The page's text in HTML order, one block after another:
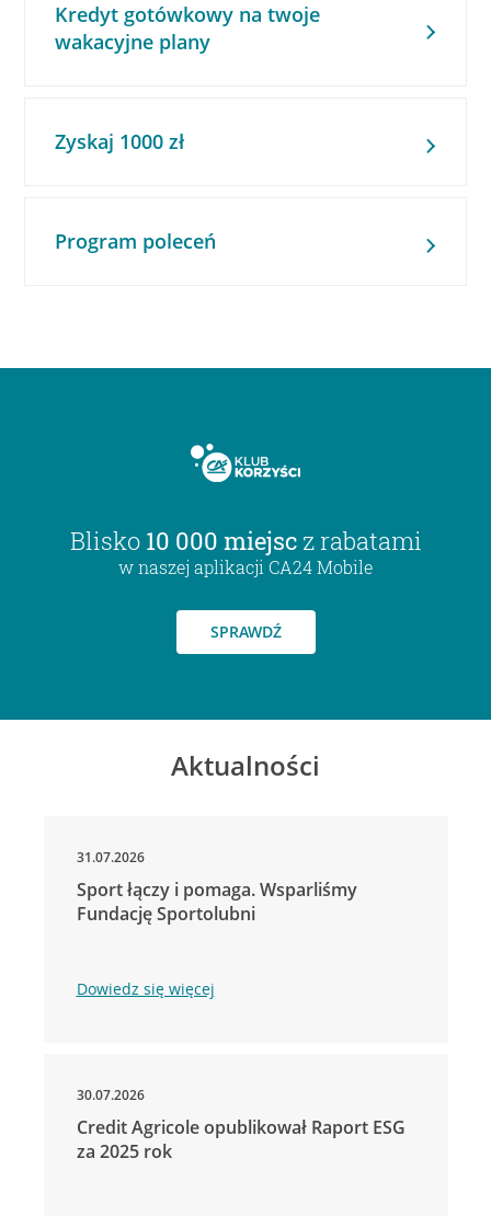
Kredyt gotówkowy na twoje
wakacyjne plany
Zyskaj 1000 zł
Program poleceń
Blisko 10 000 miejsc z rabatami
w naszej aplikacji CA24 Mobile
SPRAWDŹ
Aktualności
31.07.2026
Sport łączy i pomaga. Wsparliśmy
Fundację Sportolubni
Dowiedz się więcej
30.07.2026
Credit Agricole opublikował Raport ESG
za 2025 rok